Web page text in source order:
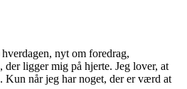
nyt om foredrag,
der ligger mig på hjerte. Jeg lover, at
når jeg har noget, der er værd at